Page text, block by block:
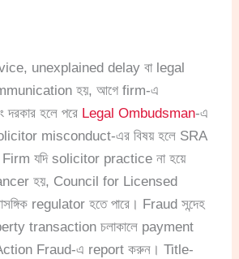
unexplained delay বা legal
হয়, আগে firm-এ
হলে পরে Legal Ombudsman-এ
misconduct-এর বিষয় হলে SRA
যদি solicitor practice না হয়ে
হয়, Council for Licensed
regulator হতে পারে। Fraud সন্দেহ
transaction চলাকালে payment
Fraud-এ report করুন। Title-